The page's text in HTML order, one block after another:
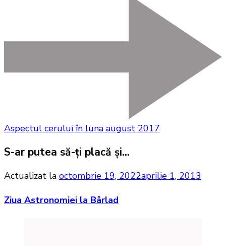
Aspectul cerului în luna august 2017
S-ar putea să-ți placă și...
Actualizat la octombrie 19, 2022aprilie 1, 2013
Ziua Astronomiei la Bârlad